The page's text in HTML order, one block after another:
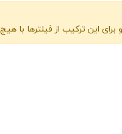
این ترکیب از فیلترها با